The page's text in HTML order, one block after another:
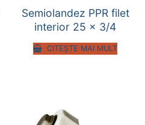
Semiolandez PPR filet
interior 25 x 3/4
CITEȘTE MAI MULT